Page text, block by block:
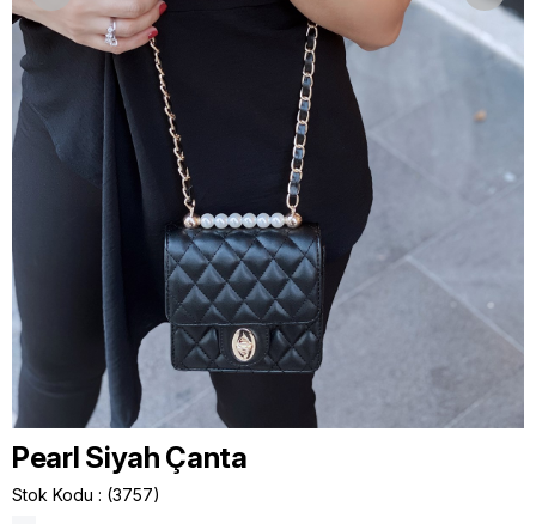
Pearl Siyah Çanta
Stok Kodu (3757)